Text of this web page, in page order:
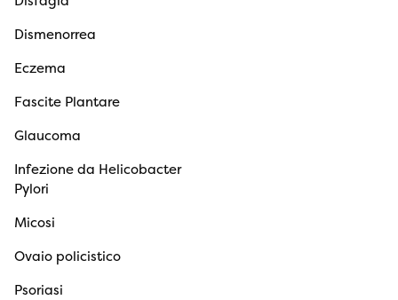
Dismenorrea
Eczema
Fascite Plantare
Glaucoma
Infezione da Helicobacter
Pylori
Micosi
Ovaio policistico
Psoriasi